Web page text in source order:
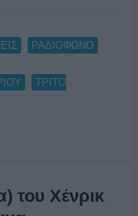
ΡΑΔΙΟΦΩΝΟ
ΤΡΙΤΟ
του Χένρικ